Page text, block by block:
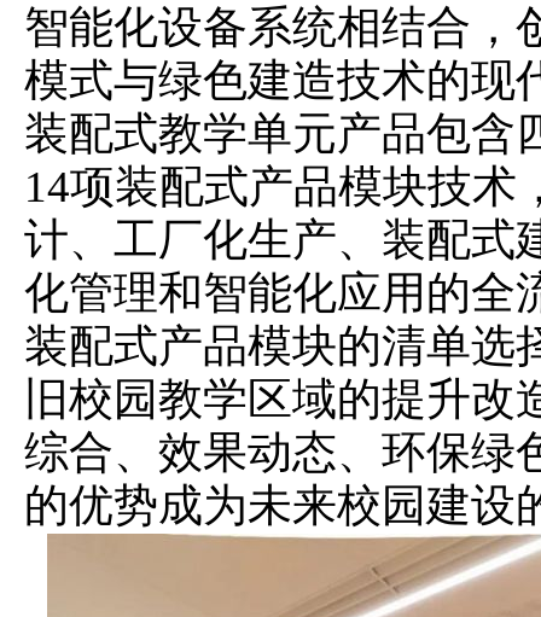
智能化设备系统相结合，
模式与绿色建造技术的现
装配式教学单元产品包含
14项装配式产品模块技术
计、工厂化生产、装配式
化管理和智能化应用的全
装配式产品模块的清单选
旧校园教学区域的提升
综合、效果动态、环保绿
的优势成为未来校园建设